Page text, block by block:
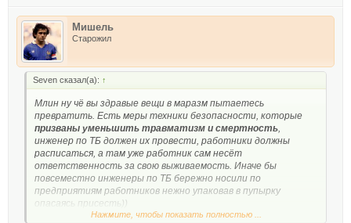
Мишель
Старожил
Seven сказал(а): ↑
Млин ну чё вы здравые вещи в маразм пытаетесь
превратить. Есть меры техники безопасности, которые
призваны уменьшить травматизм и смертность,
инженер по ТБ должен их провести, работники должны
расписаться, а там уже работник сам несёт
ответственность за свою выживаемость. Иначе бы
повсеместно инженеры по ТБ бережно носили по
предприятиям работников нежно упаковав в пупырку
опасаясь присесть))
Хотя на некоторых предприятиях так организован рабочий
Нажмите, чтобы показать полностью ...